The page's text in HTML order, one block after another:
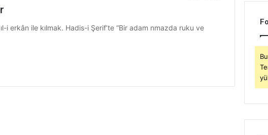
i erkân ile kılmak. Hadis-i Şerif’te “Bir adam nmazda ruku ve